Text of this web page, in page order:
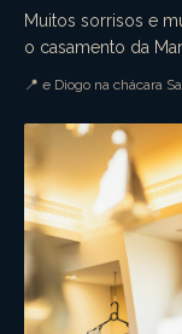
Muitos sorrisos e
o casamento da
📍 e Diogo na chácara